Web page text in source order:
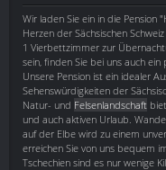
Wir laden Sie ein in die Pension
Herzen der Sächsischen
1 Vierbettzimmer zur
sein, finden Sie bei uns auch
Unsere Pension ist ein idealer
Sehenswürdigkeiten der
Natur- und Felsenlandschaft
und auch aktiven Urlaub.
auf der Elbe wird zu einem
erreichen Sie von uns bequem
Tschechien sind es nur wenige